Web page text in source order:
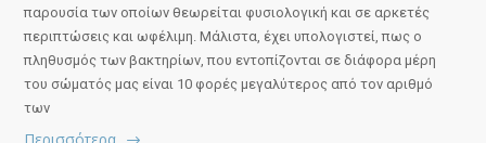
παρουσία των οποίων θεωρείται φυσιολογική και σε αρκετές
περιπτώσεις και ωφέλιμη. Μάλιστα, έχει υπολογιστεί, πως ο
πληθυσμός των βακτηρίων, που εντοπίζονται σε διάφορα μέρη
του σώματός μας είναι 10 φορές μεγαλύτερος από τον αριθμό
των